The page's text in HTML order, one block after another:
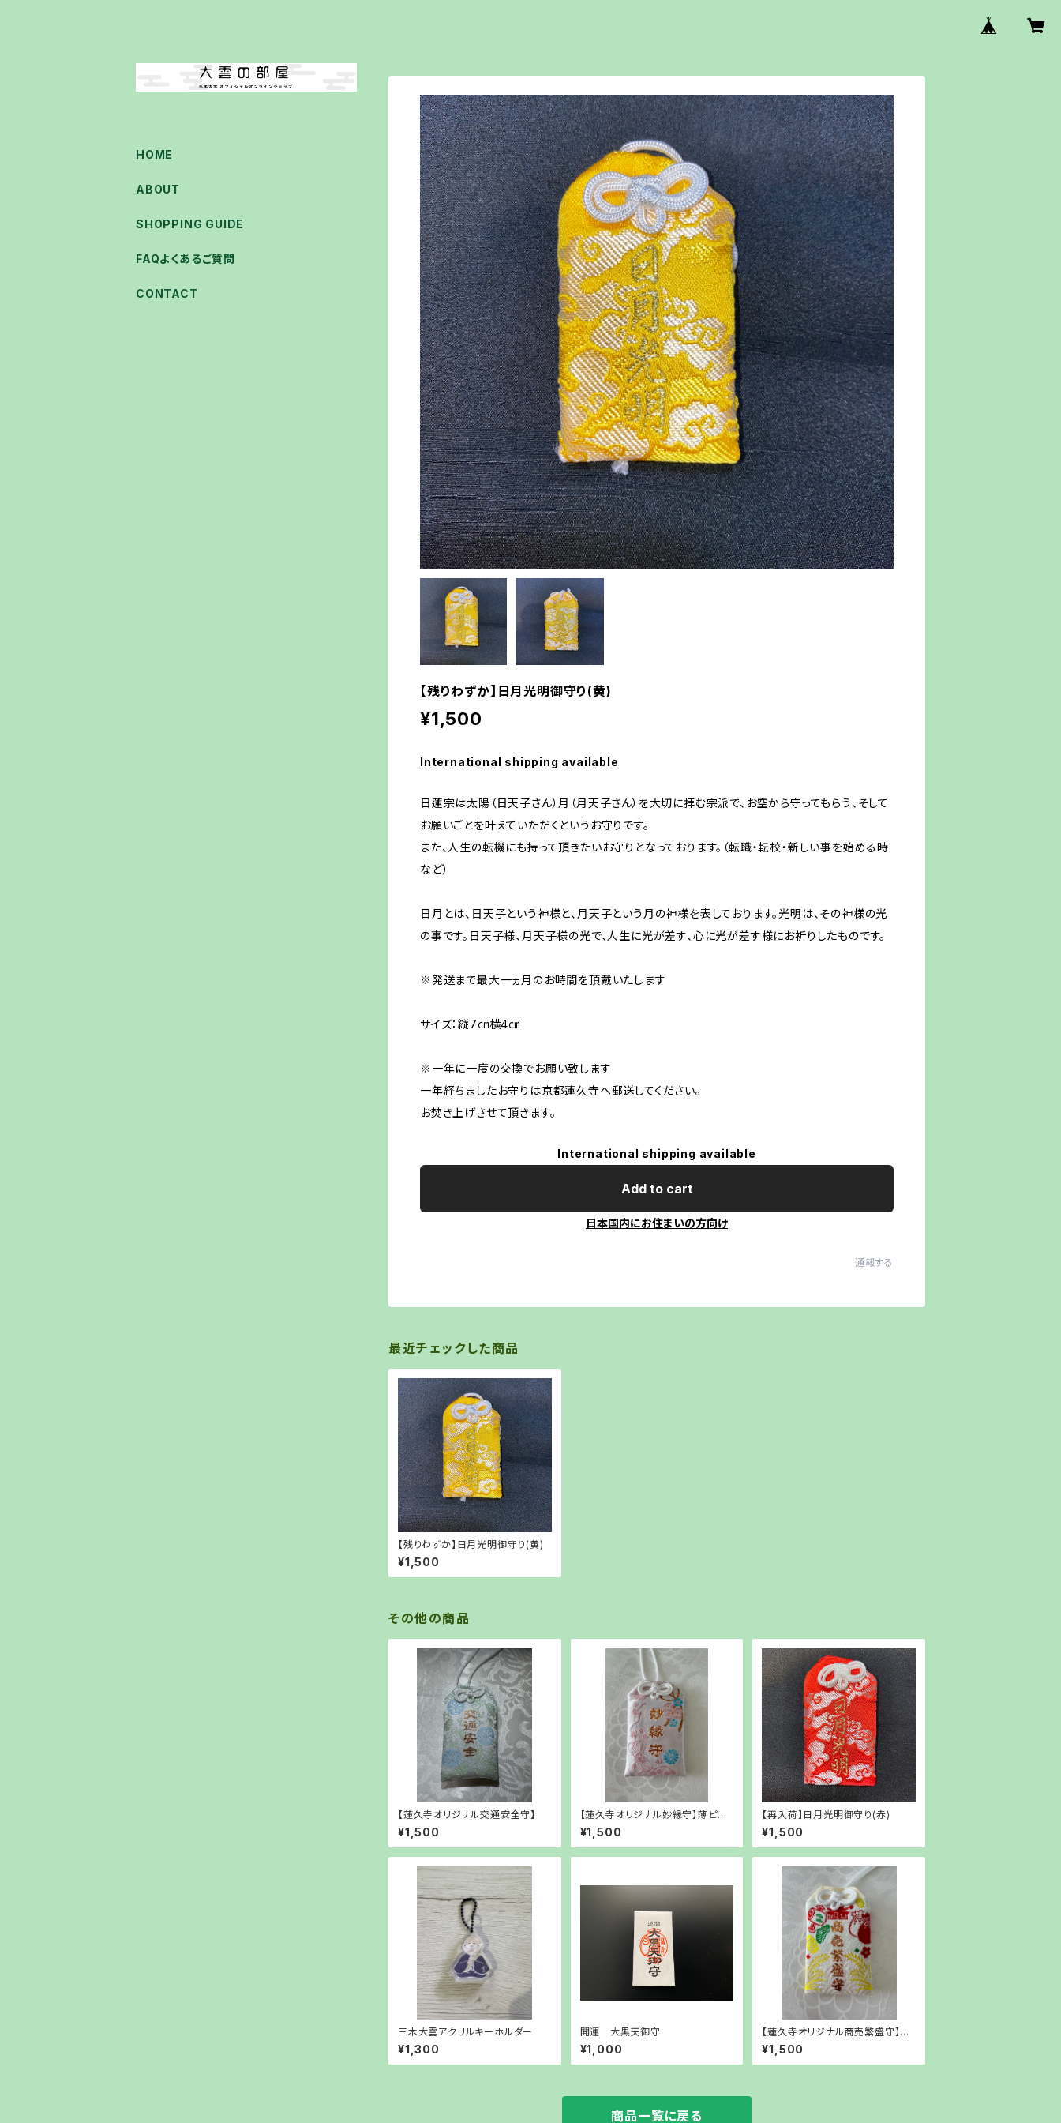
【残りわずか】日月光明御守り(黄)
¥1,500
International shipping available
日蓮宗は太陽（日天子さん）月（月天子さん）を大切に拝む宗派で、お空から守ってもらう、そして
お願いごとを叶えていただくというお守りです。
また、人生の転機にも持って頂きたいお守りとなっております。（転職・転校・新しい事を始める時
など）
日月とは、日天子という神様と、月天子という月の神様を表しております。光明は、その神様の光
の事です。日天子様、月天子様の光で、人生に光が差す、心に光が差す様にお祈りしたものです。
※発送まで最大一ヵ月のお時間を頂戴いたします
サイズ：縦7㎝横4㎝
※一年に一度の交換でお願い致します
一年経ちましたお守りは京都蓮久寺へ郵送してください。
お焚き上げさせて頂きます。
International shipping available
Add to cart
日本国内にお住まいの方向け
通報する
最近チェックした商品
【残りわずか】日月光明御守り(黄)
¥1,500
その他の商品
【蓮久寺オリジナル交通安全守】
¥1,500
【蓮久寺オリジナル妙縁守】薄ピン
ク
¥1,500
【再入荷】日月光明御守り(赤)
¥1,500
三木大雲アクリルキーホルダー
¥1,300
開運 大黒天御守
¥1,000
【蓮久寺オリジナル商売繁盛守】白
色
¥1,500
商品一覧に戻る
HOME
ABOUT
SHOPPING GUIDE
FAQよくあるご質問
CONTACT